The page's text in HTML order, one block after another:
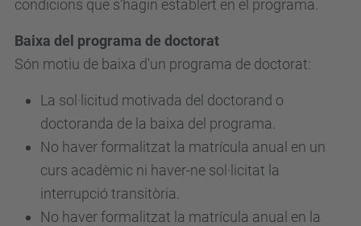
condicions que s'hagin establert en el programa.
Baixa del programa de doctorat
Són motiu de baixa d'un programa de doctorat:
La sol·licitud motivada del doctorand o
doctoranda de la baixa del programa.
No haver formalitzat la matrícula anual en un
curs acadèmic ni haver-ne sol·licitat la
interrupció transitòria.
No haver formalitzat la matrícula anual en la